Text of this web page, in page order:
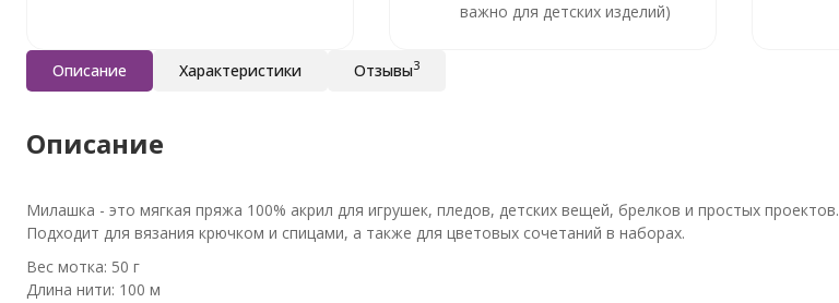
важно для детских изделий)
Описание Характеристики Отзывы3
Описание
Милашка - это мягкая пряжа 100% акрил для игрушек, пледов, детских вещей, брелков и простых проектов.
Подходит для вязания крючком и спицами, а также для цветовых сочетаний в наборах.
Вес мотка: 50 г
Длина нити: 100 м